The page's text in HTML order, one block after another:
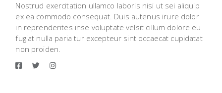
Nostrud exercitation ullamco laboris nisi ut sei aliquip
ex ea commodo consequat. Duis autenus irure dolor
in reprenderites inse voluptate velsit cillum dolore eu
fugiat nulla paria tur excepteur sint occaecat cupidatat
non proiden.